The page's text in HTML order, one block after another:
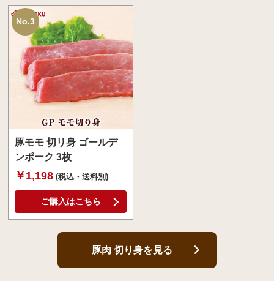
No.3
豚モモ 切リ身 ゴールデ
ンポーク 3枚
￥1,198 (税込・送料別)
ご購入はこちら
豚肉 切り身を見る